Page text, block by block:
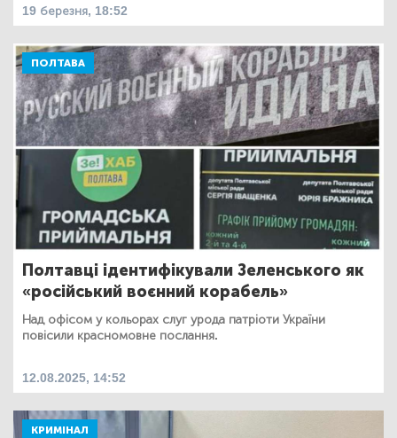
19 березня, 18:52
ПОЛТАВА
Полтавці ідентифікували Зеленського як
«російський воєнний корабель»
Над офісом у кольорах слуг урода патріоти України
повісили красномовне послання.
12.08.2025, 14:52
КРИМІНАЛ